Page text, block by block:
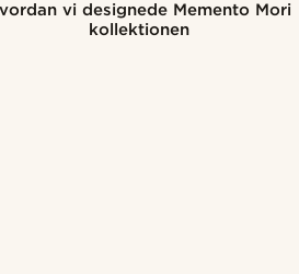
vi designede Memento Mori
kollektionen